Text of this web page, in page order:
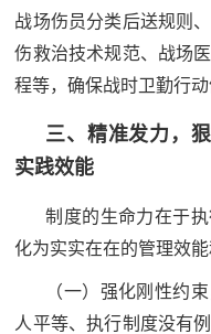
采
役
军
务
军
文
化
战场伤员分类后送规则
伤救治技术规范、战场
程等，确保战时卫勤行动
三、精准发力，
实践效能
制度的生命力在于
化为实实在在的管理效能
（一）强化刚性约
人平等、执行制度没有